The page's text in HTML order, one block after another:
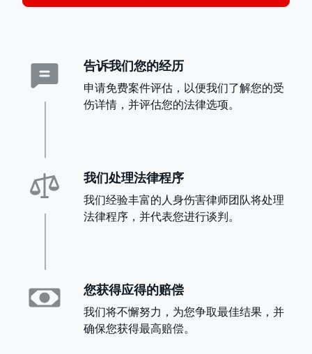
告诉我们您的经历
申请免费案件评估，以便我们了解您的受
伤详情，并评估您的法律选项。
我们处理法律程序
我们经验丰富的人身伤害律师团队将处理
法律程序，并代表您进行谈判。
您获得应得的赔偿
我们将不懈努力，为您争取最佳结果，并
确保您获得最高赔偿。